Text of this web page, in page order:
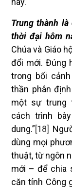
Trung thành
thời đại hôm
Chúa và Giáo
đổi mới. Đúng
trong bối
thần phân
một sự trung
cách trình
dung.”[18]
dùng mọi
thuật, từ ngôn
mới – để chia
căn tính Công